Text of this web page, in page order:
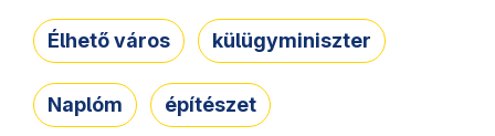
Élhető város külügyminiszter
Naplóm építészet